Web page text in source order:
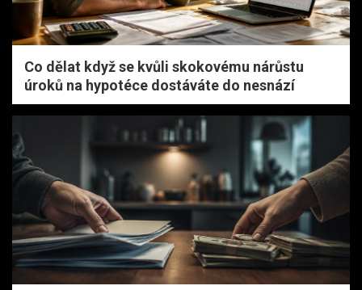
Co dělat když se kvůli skokovému nárůstu
úroků na hypotéce dostáváte do nesnází